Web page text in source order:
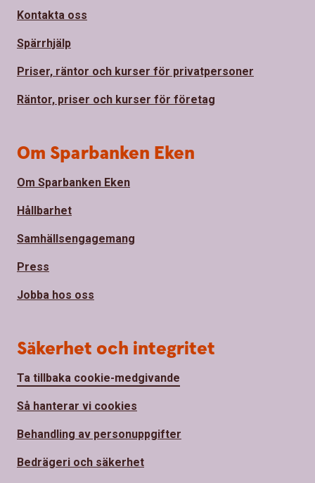
Kontakta oss
Spärrhjälp
Priser, räntor och kurser för privatpersoner
Räntor, priser och kurser för företag
Om Sparbanken Eken
Om Sparbanken Eken
Hållbarhet
Samhällsengagemang
Press
Jobba hos oss
Säkerhet och integritet
Ta tillbaka cookie-medgivande
Så hanterar vi cookies
Behandling av personuppgifter
Bedrägeri och säkerhet